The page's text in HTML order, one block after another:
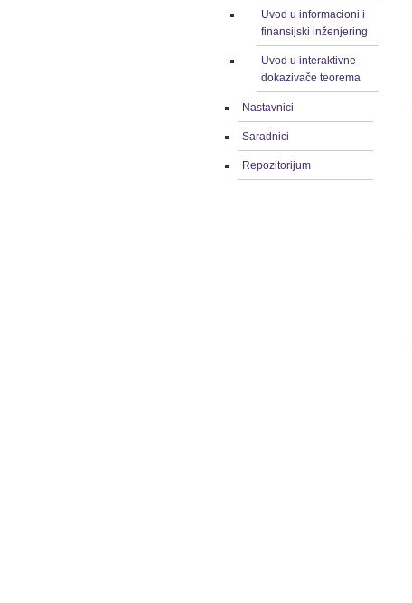
Uvod u informacioni i
finansijski inženjering
Uvod u interaktivne
dokazivače teorema
Nastavnici
Saradnici
Repozitorijum